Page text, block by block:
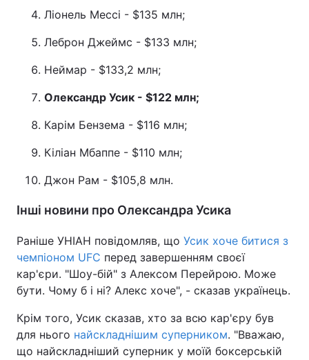
Ліонель Мессі - $135 млн;
Леброн Джеймс - $133 млн;
Неймар - $133,2 млн;
Олександр Усик - $122 млн;
Карім Бензема - $116 млн;
Кіліан Мбаппе - $110 млн;
Джон Рам - $105,8 млн.
Інші новини про Олександра Усика
Раніше УНІАН повідомляв, що Усик хоче битися з
чемпіоном UFC перед завершенням своєї
кар'єри. "Шоу-бій" з Алексом Перейрою. Може
бути. Чому б і ні? Алекс хоче", - сказав українець.
Крім того, Усик сказав, хто за всю кар'єру був
для нього найскладнішим суперником. "Вважаю,
що найскладніший суперник у моїй боксерській